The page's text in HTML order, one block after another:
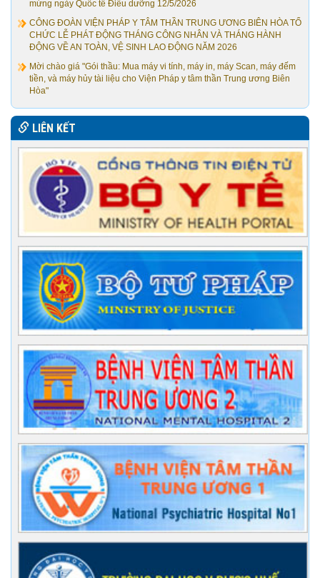
mừng ngày Quốc tế Điều dưỡng 12/5/2026
CÔNG ĐOÀN VIỆN PHÁP Y TÂM THẦN TRUNG ƯƠNG BIÊN HÒA TỔ
CHỨC LỄ PHÁT ĐỘNG THÁNG CÔNG NHÂN VÀ THÁNG HÀNH
ĐỘNG VỀ AN TOÀN, VỆ SINH LAO ĐỘNG NĂM 2026
Mời chào giá "Gói thầu: Mua máy vi tính, máy in, máy Scan, máy đếm
tiền, và máy hủy tài liệu cho Viện Pháp y tâm thần Trung ương Biên
Hòa"
LIÊN KẾT